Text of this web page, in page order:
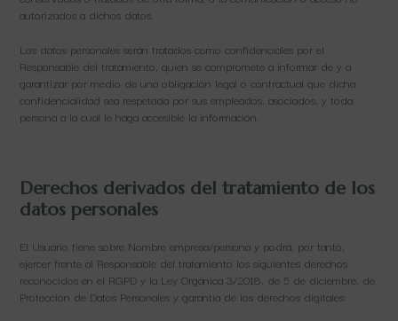
autorizados a dichos datos.
Los datos personales serán tratados como confidenciales por el
Responsable del tratamiento, quien se compromete a informar de y a
garantizar por medio de una obligación legal o contractual que dicha
confidencialidad sea respetada por sus empleados, asociados, y toda
persona a la cual le haga accesible la información.
Derechos derivados del tratamiento de los
datos personales
El Usuario tiene sobre Nombre empresa/persona y podrá, por tanto,
ejercer frente al Responsable del tratamiento los siguientes derechos
reconocidos en el RGPD y la Ley Orgánica 3/2018, de 5 de diciembre, de
Protección de Datos Personales y garantía de los derechos digitales: